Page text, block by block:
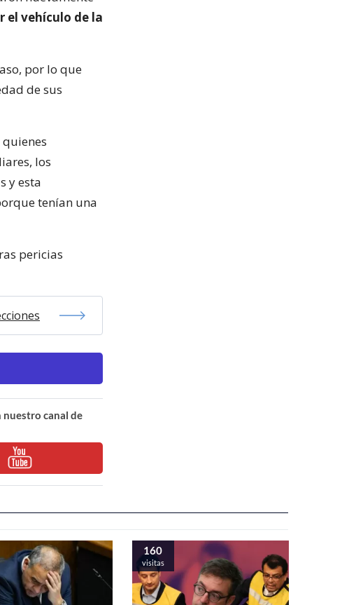
el vehículo de la
por lo que
de sus
los
y esta
tenían una
pericias
nuestro canal de
160
visitas